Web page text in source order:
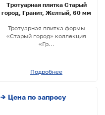
Тротуарная плитка Старый
город, Гранит, Желтый, 60 мм
Тротуарная плитка формы
«Старый город» коллекция
«Гр...
Подробнее
→ Цена по запросу